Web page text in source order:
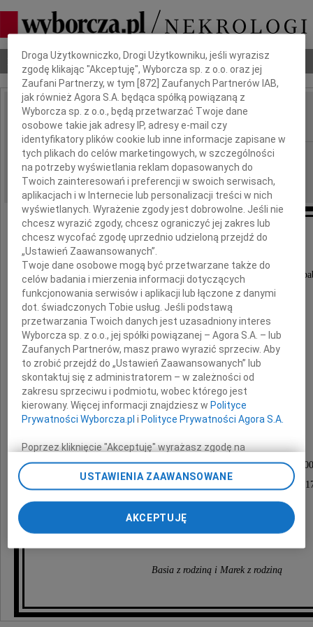
Nekrologi Odeszli Poradnik pogrzebowy
IMIĘ I NAZWISKO: Ewa Gendaj
REGION: Warszawa
DATA EMISJI: 15.10.2009
Dnia 11 października 2009 roku
odeszła od nas najukochańsza Mama, Babcia i
Ewa Gendaj
Nabożeństwo żałobne odprawione zostanie
dnia 15 października 2009 roku o godzinie 12.00
w kościele św. Katarzyny na Służewie, ul. Fosa
Mamuś pozostaniesz zawsze z nami
Basia z rodziną i Marek z rodziną
Dbamy o Twoją prywatność
Droga Użytkowniczko, Drogi Użytkowniku, jeśli wyrazisz
zgodę klikając "Akceptuję", Wyborcza sp. z o.o. oraz jej
Zaufani Partnerzy, w tym [872 ] Zaufanych Partnerów IAB,
jak również Agora S.A. będąca spółką powiązaną z
Wyborcza sp. z o.o., będą przetwarzać Twoje dane
osobowe takie jak adresy IP, adresy e-mail czy
identyfikatory plików cookie lub inne informacje zapisane w
tych plikach do celów marketingowych, w szczególności
na potrzeby wyświetlania reklam dopasowanych do
Twoich zainteresowań i preferencji w swoich serwisach,
aplikacjach i w Internecie lub personalizacji treści w nich
wyświetlanych. Wyrażenie zgody jest dobrowolne. Jeśli nie
chcesz wyrazić zgody, chcesz ograniczyć jej zakres lub
chcesz wycofać zgodę uprzednio udzieloną przejdź do
„Ustawień Zaawansowanych”.
Twoje dane osobowe mogą być przetwarzane także do
celów badania i mierzenia informacji dotyczących
funkcjonowania serwisów i aplikacji lub łączone z danymi
dot. świadczonych Tobie usług. Jeśli podstawą
przetwarzania Twoich danych jest uzasadniony interes
Wyborcza sp. z o.o., jej spółki powiązanej – Agora S.A. – lub
Zaufanych Partnerów, masz prawo wyrazić sprzeciw. Aby
to zrobić przejdź do „Ustawień Zaawansowanych” lub
skontaktuj się z administratorem – w zależności od
zakresu sprzeciwu i podmiotu, wobec którego jest
kierowany. Więcej informacji znajdziesz w Polityce
Prywatności Wyborcza.pl i Polityce Prywatności Agora S.A.
Poprzez kliknięcie "Akceptuję" wyrażasz zgodę na
zainstalowanie i przechowywanie plików typu cookie
Wyborczej sp. z o. o. jej Zaufanych Partnerów i Agora S.A.
na Twoim urządzeniu końcowym. Możesz też w każdej
chwili zmienić swoje preferencje dot. plików cookie,
ponownie wywołując narzędzie do zarządzania Twoimi
preferencjami dot. przetwarzania danych poprzez
Zmiana ustawień plików cookie możliwa jest także za
My, nasi Zaufani Partnerzy i Agora S.A. możemy
USTAWIENIA ZAAWANSOWANE
AKCEPTUJĘ